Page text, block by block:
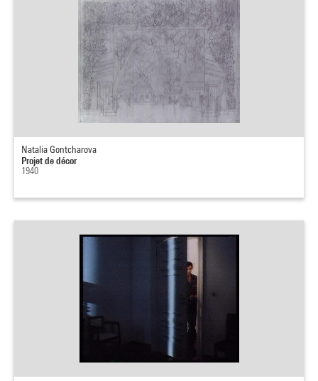
Natalia Gontcharova
Projet de décor
1940